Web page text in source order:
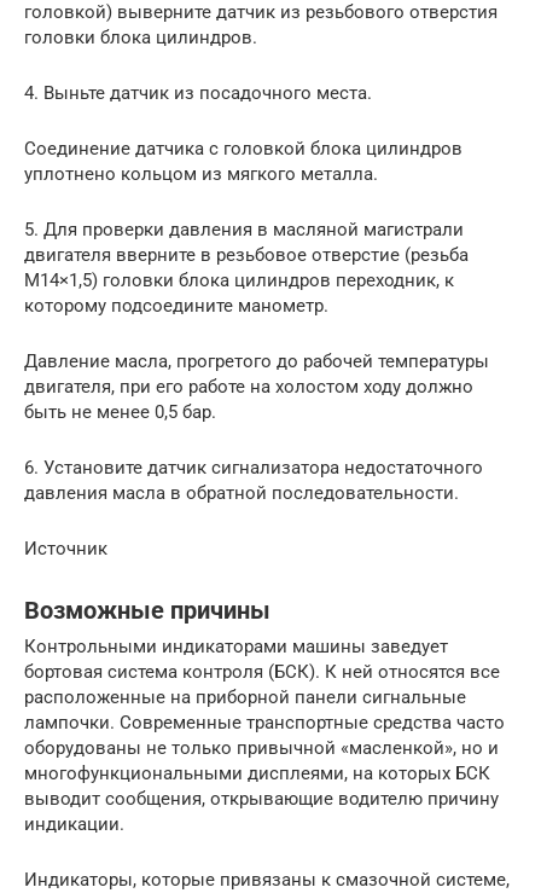
головкой) выверните датчик из резьбового отверстия
головки блока цилиндров.
4. Выньте датчик из посадочного места.
Соединение датчика с головкой блока цилиндров
уплотнено кольцом из мягкого металла.
5. Для проверки давления в масляной магистрали
двигателя вверните в резьбовое отверстие (резьба
М14×1,5) головки блока цилиндров переходник, к
которому подсоедините манометр.
Давление масла, прогретого до рабочей температуры
двигателя, при его работе на холостом ходу должно
быть не менее 0,5 бар.
6. Установите датчик сигнализатора недостаточного
давления масла в обратной последовательности.
Источник
Возможные причины
Контрольными индикаторами машины заведует
бортовая система контроля (БСК). К ней относятся все
расположенные на приборной панели сигнальные
лампочки. Современные транспортные средства часто
оборудованы не только привычной «масленкой», но и
многофункциональными дисплеями, на которых БСК
выводит сообщения, открывающие водителю причину
индикации.
Индикаторы, которые привязаны к смазочной системе,